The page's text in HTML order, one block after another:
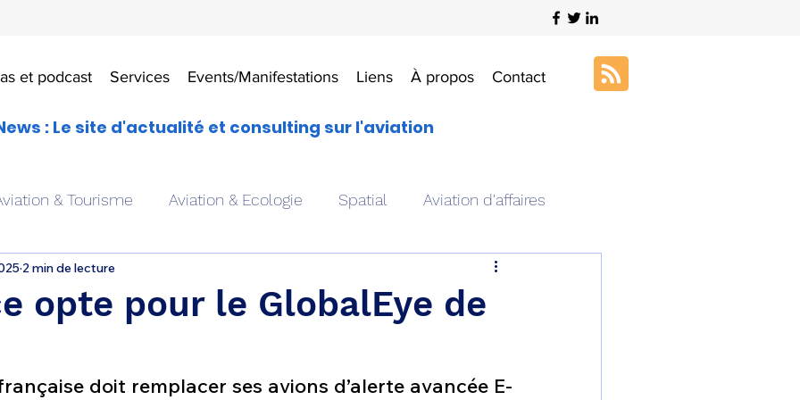
et podcast Services Events/Manifestations Liens À propos Contact
: Le site d'actualité et consulting sur l'aviation
& Tourisme Aviation & Ecologie Spatial Aviation d'affaires
Drones aériens Art & Aviation
opte pour le GlobalEye de
2 min de lecture
française doit remplacer ses avions d’alerte avancée E-